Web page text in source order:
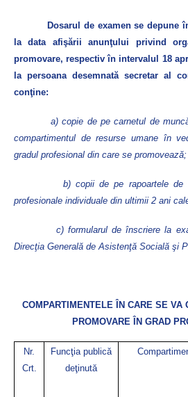
Dosarul de examen se depune
la data afişării anunţului privind
promovare, respectiv în intervalul 18
la persoana desemnată secretar al
conţine:
a) copie de pe carnetul de
compartimentul de resurse umane în
gradul profesional din care se promovează;
b) copii de pe rapoartele de
profesionale individuale din ultimii 2 ani
c) formularul de înscriere la
Direcţia Generală de Asistenţă Socială şi
COMPARTIMENTELE ÎN CARE SE VA
PROMOVARE ÎN GRAD
Nr.
Crt.
Funcţia publică
deţinută